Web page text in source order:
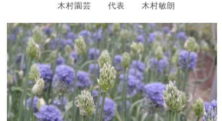
木村園芸 代表 木村敏朗